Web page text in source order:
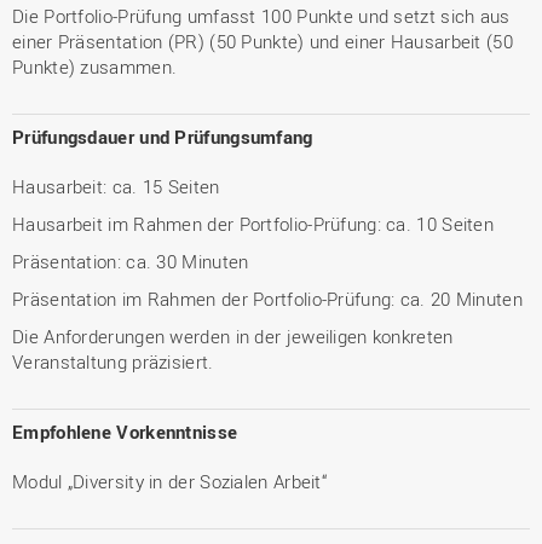
Die Portfolio-Prüfung umfasst 100 Punkte und setzt sich aus
einer Präsentation (PR) (50 Punkte) und einer Hausarbeit (50
Punkte) zusammen.
Prüfungsdauer und Prüfungsumfang
Hausarbeit: ca. 15 Seiten
Hausarbeit im Rahmen der Portfolio-Prüfung: ca. 10 Seiten
Präsentation: ca. 30 Minuten
Präsentation im Rahmen der Portfolio-Prüfung: ca. 20 Minuten
Die Anforderungen werden in der jeweiligen konkreten
Veranstaltung präzisiert.
Empfohlene Vorkenntnisse
Modul „Diversity in der Sozialen Arbeit“